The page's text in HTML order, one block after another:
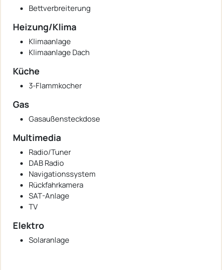
Bettverbreiterung
Heizung/Klima
Klimaanlage
Klimaanlage Dach
Küche
3-Flammkocher
Gas
Gasaußensteckdose
Multimedia
Radio/Tuner
DAB Radio
Navigationssystem
Rückfahrkamera
SAT-Anlage
TV
Elektro
Solaranlage